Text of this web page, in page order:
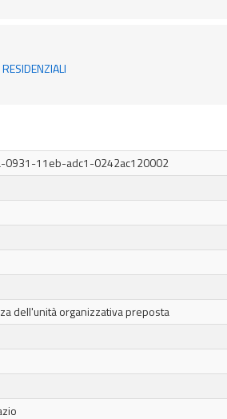
0931-11eb-adc1-0242ac120002
dell'unità organizzativa preposta